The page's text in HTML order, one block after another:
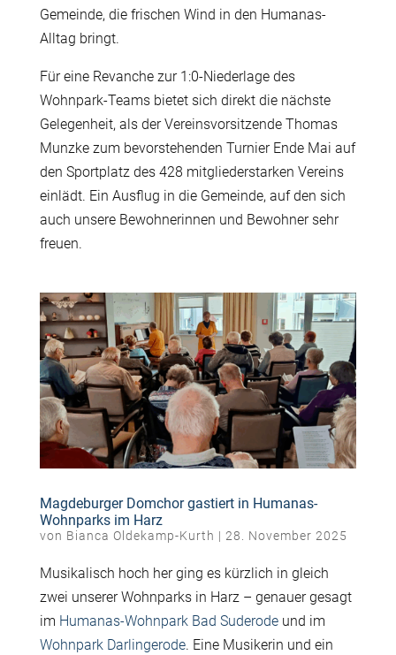
Gemeinde, die frischen Wind in den Humanas-
Alltag bringt.
Für eine Revanche zur 1:0-Niederlage des
Wohnpark-Teams bietet sich direkt die nächste
Gelegenheit, als der Vereinsvorsitzende Thomas
Munzke zum bevorstehenden Turnier Ende Mai auf
den Sportplatz des 428 mitgliederstarken Vereins
einlädt. Ein Ausflug in die Gemeinde, auf den sich
auch unsere Bewohnerinnen und Bewohner sehr
freuen.
Magdeburger Domchor gastiert in Humanas-
Wohnparks im Harz
von Bianca Oldekamp-Kurth | 28. November 2025
Musikalisch hoch her ging es kürzlich in gleich
zwei unserer Wohnparks in Harz – genauer gesagt
im Humanas-Wohnpark Bad Suderodeund im
Wohnpark Darlingerode. Eine Musikerin und ein